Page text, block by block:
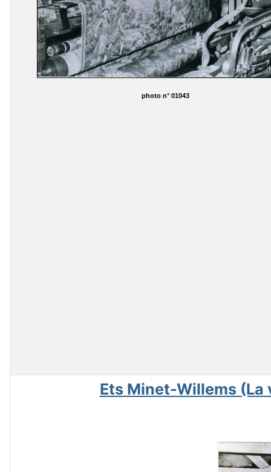
photo n° 01043
Ets Minet-Willems